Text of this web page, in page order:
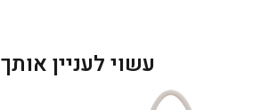
עשוי לעניין אותך